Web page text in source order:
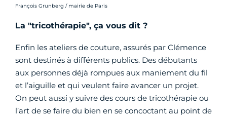
Crédit photo :
François Grunberg / mairie de Paris
La "tricothérapie", ça vous dit ?
Enfin les ateliers de couture, assurés par Clémence
sont destinés à différents publics. Des débutants
aux personnes déjà rompues aux maniement du fil
et l’aiguille et qui veulent faire avancer un projet.
On peut aussi y suivre des cours de tricothérapie ou
l’art de se faire du bien en se concoctant au point de